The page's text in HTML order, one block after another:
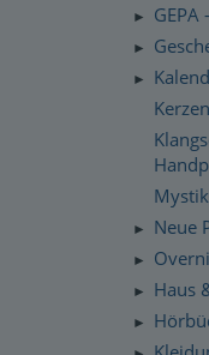
► GEPA
►
►
► Neue
►
► Haus
►